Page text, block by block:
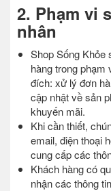
2. Phạm vi
nhân
Shop Sống Khỏe
hàng trong
đích: xử lý đơn
cập nhật về sản
khuyến mãi.
Khi cần thiết,
email, điện thoại
cung cấp các
Khách hàng có
nhận các thông